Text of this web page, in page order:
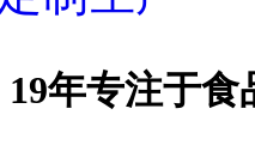
19年专注于食